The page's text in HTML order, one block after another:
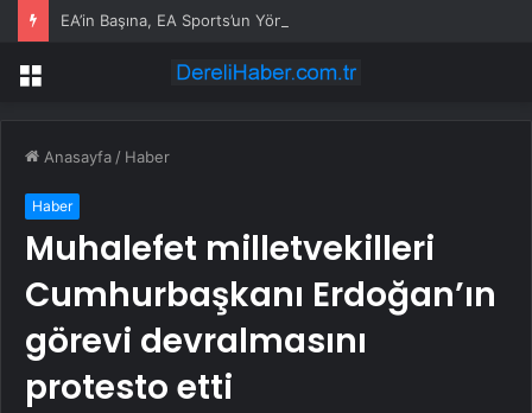
EA’in Başına, EA Sports’un Yöneticisi Getirildi
Menü
Anasayfa / Haber
Haber
Muhalefet milletvekilleri
Cumhurbaşkanı Erdoğan’ın
görevi devralmasını
protesto etti